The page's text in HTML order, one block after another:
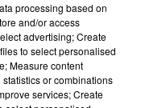
processing based on
and/or access
advertising; Create
to select personalised
Measure content
or combinations
services; Create